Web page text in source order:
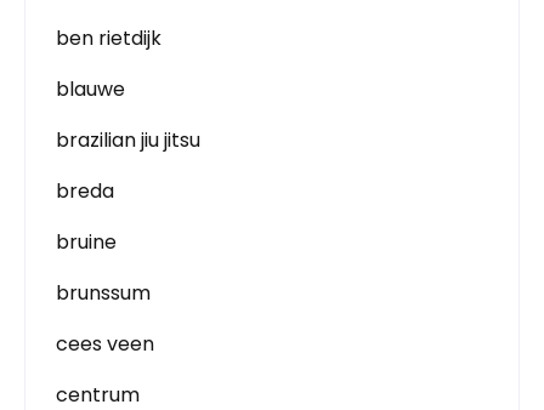
ben rietdijk
blauwe
brazilian jiu jitsu
breda
bruine
brunssum
cees veen
centrum